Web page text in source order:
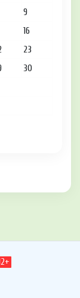
9
16
23
30